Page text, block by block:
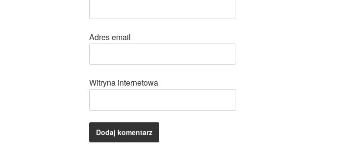
Adres email
Witryna internetowa